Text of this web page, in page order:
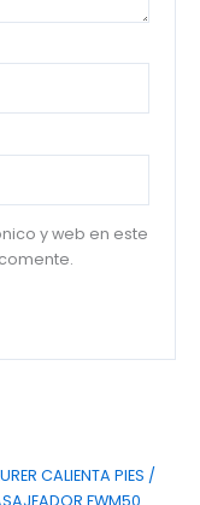
y web en este